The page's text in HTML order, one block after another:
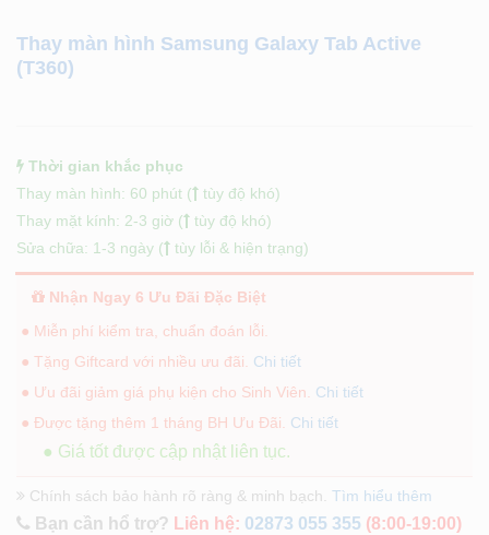
Thay màn hình Samsung Galaxy Tab Active
(T360)
Thời gian khắc phục
Thay màn hình: 60 phút (
tùy độ khó)
Thay mặt kính: 2-3 giờ (
tùy độ khó)
Sửa chữa: 1-3 ngày (
tùy lỗi & hiện trạng)
Nhận Ngay 6 Ưu Đãi Đặc Biệt
● Miễn phí kiểm tra, chuẩn đoán lỗi.
● Tặng Giftcard với nhiều ưu đãi. Chi tiết
● Ưu đãi giảm giá phụ kiện cho Sinh Viên. Chi tiết
● Được tặng thêm 1 tháng BH Ưu Đãi. Chi tiết
● Giá tốt được cập nhật liên tục.
Chính sách bảo hành rõ ràng & minh bạch. Tìm hiểu thêm
Bạn cần hổ trợ? Liên hệ: 02873 055 355 (8:00-19:00)